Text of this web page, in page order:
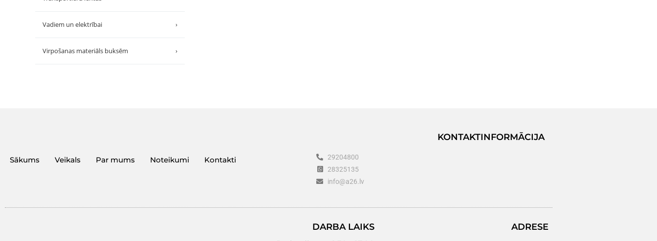
Vadiem un elektrībai ›
Virpošanas materiāls buksēm ›
Sākums Veikals Par mums Noteikumi Kontakti
KONTAKTINFORMĀCIJA
29204800
28325135
info@a26.lv
DARBA LAIKS ADRESE